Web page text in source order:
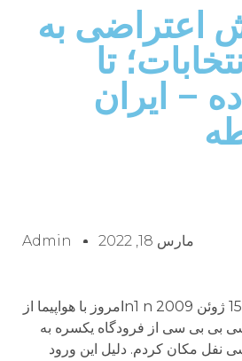
اعتراضی به
تا
– ایران
مارس 18, 2022 Admin
یکشنبه 24 خرداد 88 / 15 ژوئن 2009 n1 nامروز با هواپیما از
بی بی سی از فرودگاه یکسره به
نفل مکان کردم. دلیل این ورود